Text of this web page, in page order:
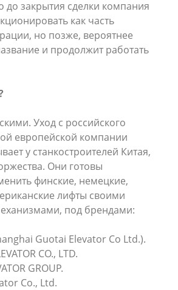
до закрытия сделки компания
как часть
но позже, вероятнее
и продолжит работать
Уход с российского
европейской компании
у станкостроителей Китая,
Они готовы
финские, немецкие,
лифты своими
под брендами:
Guotai Elevator Co Ltd.).
CO., LTD.
GROUP.
Co., Ltd.